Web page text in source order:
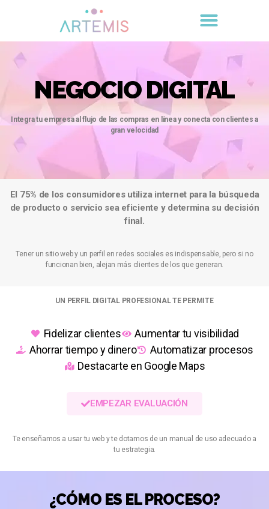
NEGOCIO DIGITAL
Integra tu empresa al flujo de las compras en línea y conecta con clientes a
gran velocidad
El 75% de los consumidores utiliza internet para la búsqueda
de producto o servicio sea eficiente y determina su decisión
final.
Tener un sitio web y un perfil en redes sociales es indispensable, pero si no
funcionan bien, alejan más clientes de los que generan.
UN PERFIL DIGITAL PROFESIONAL TE PERMITE
Fidelizar clientes
Aumentar tu visibilidad
Ahorrar tiempo y dinero
Automatizar procesos
Destacarte en Google Maps
EMPEZAR EVALUACIÓN
Te enseñamos a usar tu web y te dotamos de un manual de uso adecuado a
tu estrategia.
¿CÓMO ES EL PROCESO?